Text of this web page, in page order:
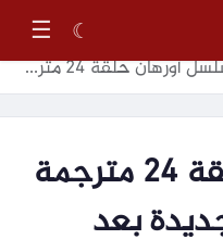
☾
☰
حلقة 24 مترجمة ومواعيد العرض الجديدة بعد التأجيل
مسلسل أورهان حلقة 24 مترجمة
بعد